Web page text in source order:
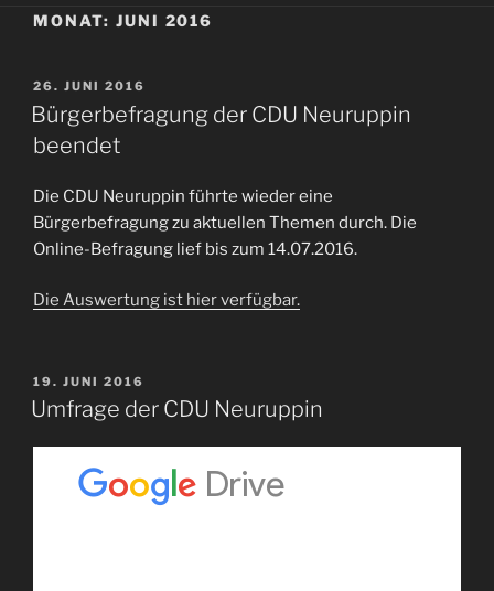
MONAT: JUNI 2016
VERÖFFENTLICHT
AM
26. JUNI 2016
Bürgerbefragung der CDU Neuruppin
beendet
Die CDU Neuruppin führte wieder eine
Bürgerbefragung zu aktuellen Themen durch. Die
Online-Befragung lief bis zum 14.07.2016.
Die Auswertung ist hier verfügbar.
VERÖFFENTLICHT
AM
19. JUNI 2016
Umfrage der CDU Neuruppin